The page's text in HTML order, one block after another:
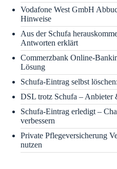
Vodafone West GmbH
Hinweise
Aus der Schufa
Antworten erklärt
Commerzbank Online-
Lösung
Schufa-Eintrag selbst
DSL trotz Schufa – Anbieter
Schufa-Eintrag erledigt –
verbessern
Private Pflegeversicherung
nutzen